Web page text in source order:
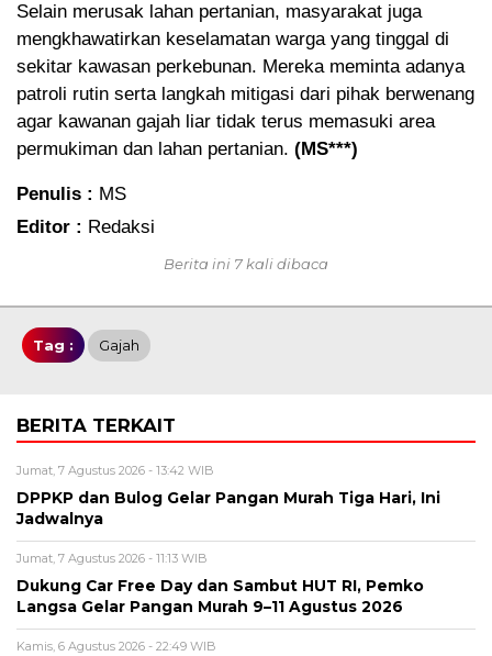
Selain merusak lahan pertanian, masyarakat juga
mengkhawatirkan keselamatan warga yang tinggal di
sekitar kawasan perkebunan. Mereka meminta adanya
patroli rutin serta langkah mitigasi dari pihak berwenang
agar kawanan gajah liar tidak terus memasuki area
permukiman dan lahan pertanian. (MS***)
Penulis : MS
Editor : Redaksi
Berita ini 7 kali dibaca
Tag : Gajah
BERITA TERKAIT
Jumat, 7 Agustus 2026 - 13:42 WIB
DPPKP dan Bulog Gelar Pangan Murah Tiga Hari, Ini
Jadwalnya
Jumat, 7 Agustus 2026 - 11:13 WIB
Dukung Car Free Day dan Sambut HUT RI, Pemko
Langsa Gelar Pangan Murah 9–11 Agustus 2026
Kamis, 6 Agustus 2026 - 22:49 WIB